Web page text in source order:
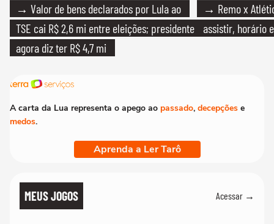
→ Valor de bens declarados por Lula ao
TSE cai R$ 2,6 mi entre eleições; presidente
agora diz ter R$ 4,7 mi
→ Remo x
assistir, horário
A carta da Lua representa o apego ao passado, decepções e
medos.
Aprenda a Ler Tarô
MEUS JOGOS Acessar →